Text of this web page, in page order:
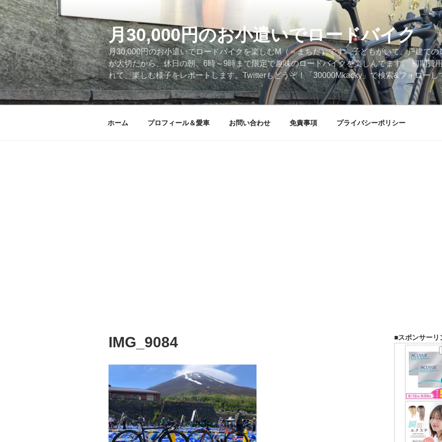
コ
ン
テ
ン
ツ
へ
ス
キ
ッ
月30,000円のお小遣いでロードバイク
月30,000円のお小遣いでロードバイクを楽しむM（＝まちだ）です。子どもがいて、戸建て
が大切だから、休日の朝、6時～9時まで限定で趣味のロードバイクを楽しんでます。 初期費
れて、楽しむ様子をレポートします。Twitterもどうぞ！「30000Mkacky」で検索&フォローし
ホーム プロフィール＆愛車 お問い合わせ 免責事項 プライバシーポリシー
IMG_9084 ■スポンサーリ